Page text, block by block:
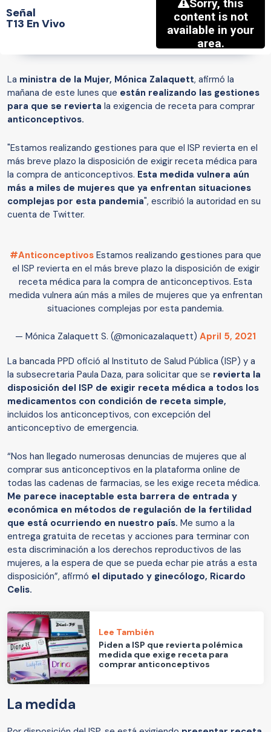
Señal
T13 En Vivo
La ministra de la Mujer, Mónica Zalaquett, afirmó la
mañana de este lunes que están realizando las gestiones
para que se revierta la exigencia de receta para comprar
anticonceptivos.
"Estamos realizando gestiones para que el ISP revierta en el
más breve plazo la disposición de exigir receta médica para
la compra de anticonceptivos. Esta medida vulnera aún
más a miles de mujeres que ya enfrentan situaciones
complejas por esta pandemia", escribió la autoridad en su
cuenta de Twitter.
#Anticonceptivos Estamos realizando gestiones para que
el ISP revierta en el más breve plazo la disposición de exigir
receta médica para la compra de anticonceptivos. Esta
medida vulnera aún más a miles de mujeres que ya enfrentan
situaciones complejas por esta pandemia.
— Mónica Zalaquett S. (@monicazalaquett) April 5, 2021
La bancada PPD ofició al Instituto de Salud Pública (ISP) y a
la subsecretaria Paula Daza, para solicitar que se revierta la
disposición del ISP de exigir receta médica a todos los
medicamentos con condición de receta simple,
incluidos los anticonceptivos, con excepción del
anticonceptivo de emergencia.
“Nos han llegado numerosas denuncias de mujeres que al
comprar sus anticonceptivos en la plataforma online de
todas las cadenas de farmacias, se les exige receta médica.
Me parece inaceptable esta barrera de entrada y
económica en métodos de regulación de la fertilidad
que está ocurriendo en nuestro país. Me sumo a la
entrega gratuita de recetas y acciones para terminar con
esta discriminación a los derechos reproductivos de las
mujeres, a la espera de que se pueda echar pie atrás a esta
disposición”, afirmó el diputado y ginecólogo, Ricardo
Celis.
Lee También
Piden a ISP que revierta polémica
medida que exige receta para
comprar anticonceptivos
La medida